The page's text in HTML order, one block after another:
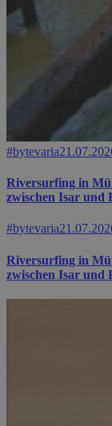
#bytevaria
Riversurfing in
zwischen Isar und
#bytevaria
Riversurfing in
zwischen Isar und